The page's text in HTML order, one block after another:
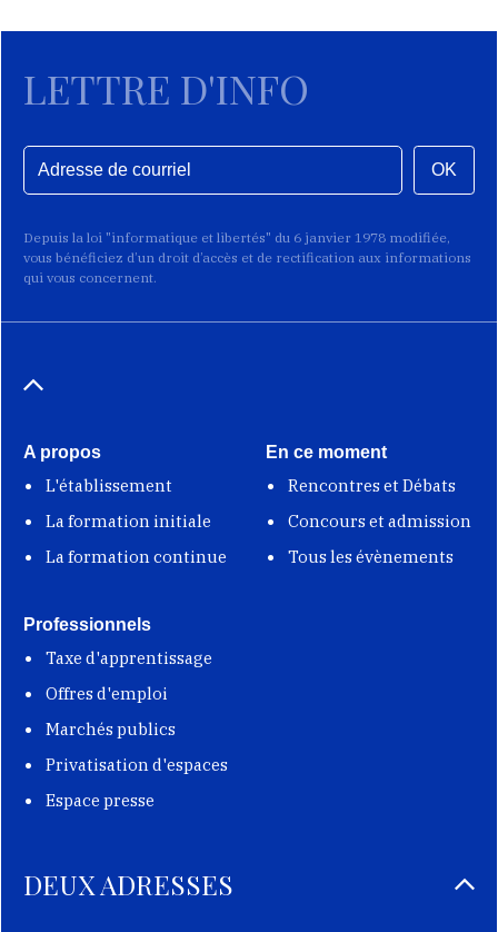
LETTRE D'INFO
OK
Depuis la loi "informatique et libertés" du 6 janvier 1978 modifiée,
vous bénéficiez d’un droit d’accès et de rectification aux informations
qui vous concernent.
A propos
L'établissement
La formation initiale
La formation continue
En ce moment
Rencontres et Débats
Concours et admission
Tous les évènements
Professionnels
Taxe d'apprentissage
Offres d'emploi
Marchés publics
Privatisation d'espaces
Espace presse
DEUX ADRESSES